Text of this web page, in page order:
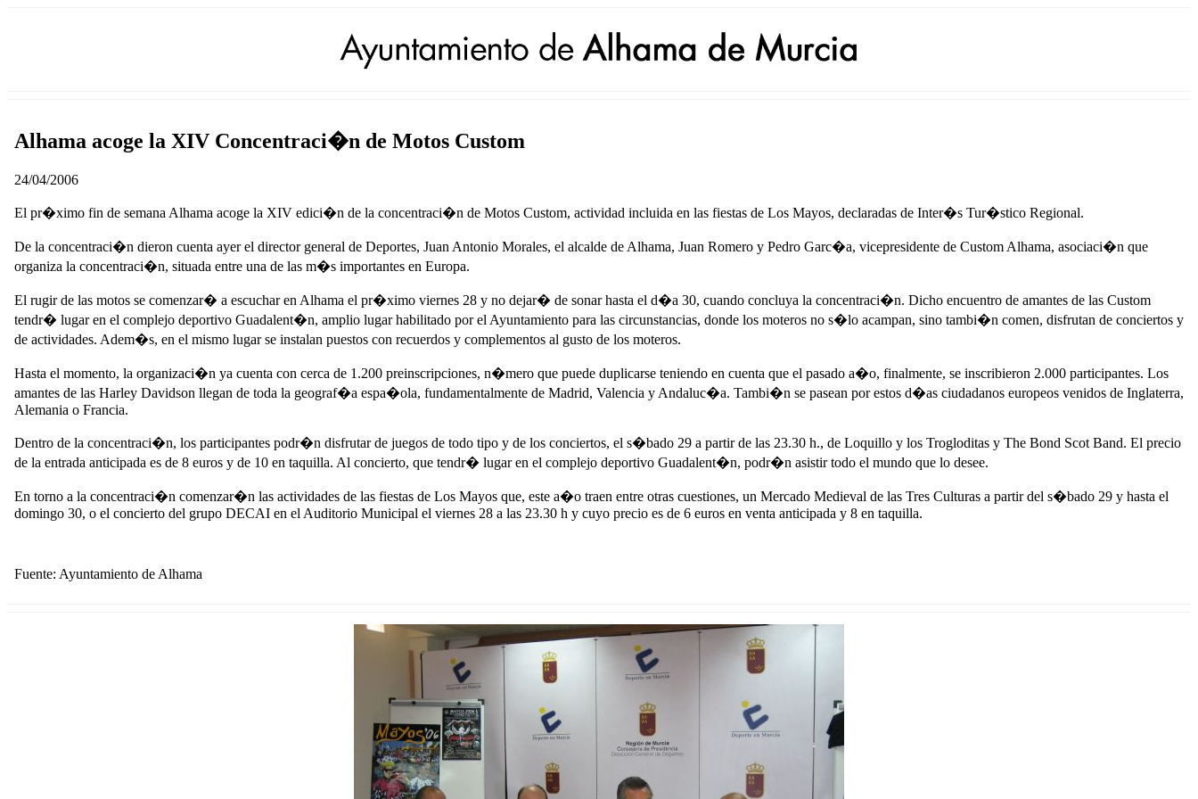
Alhama acoge la XIV Concentraci�n de Motos Custom
24/04/2006
El pr�ximo fin de semana Alhama acoge la XIV edici�n de la concentraci�n de Motos Custom, actividad incluida en las fiestas de Los Mayos, declaradas de Inter�s Tur�stico Regional.
De la concentraci�n dieron cuenta ayer el director general de Deportes, Juan Antonio Morales, el alcalde de Alhama, Juan Romero y Pedro Garc�a, vicepresidente de Custom Alhama, asociaci�n que
organiza la concentraci�n, situada entre una de las m�s importantes en Europa.
El rugir de las motos se comenzar� a escuchar en Alhama el pr�ximo viernes 28 y no dejar� de sonar hasta el d�a 30, cuando concluya la concentraci�n. Dicho encuentro de amantes de las Custom
tendr� lugar en el complejo deportivo Guadalent�n, amplio lugar habilitado por el Ayuntamiento para las circunstancias, donde los moteros no s�lo acampan, sino tambi�n comen, disfrutan de conciertos y
de actividades. Adem�s, en el mismo lugar se instalan puestos con recuerdos y complementos al gusto de los moteros.
Hasta el momento, la organizaci�n ya cuenta con cerca de 1.200 preinscripciones, n�mero que puede duplicarse teniendo en cuenta que el pasado a�o, finalmente, se inscribieron 2.000 participantes. Los
amantes de las Harley Davidson llegan de toda la geograf�a espa�ola, fundamentalmente de Madrid, Valencia y Andaluc�a. Tambi�n se pasean por estos d�as ciudadanos europeos venidos de Inglaterra,
Alemania o Francia.
Dentro de la concentraci�n, los participantes podr�n disfrutar de juegos de todo tipo y de los conciertos, el s�bado 29 a partir de las 23.30 h., de Loquillo y los Trogloditas y The Bond Scot Band. El precio
de la entrada anticipada es de 8 euros y de 10 en taquilla. Al concierto, que tendr� lugar en el complejo deportivo Guadalent�n, podr�n asistir todo el mundo que lo desee.
En torno a la concentraci�n comenzar�n las actividades de las fiestas de Los Mayos que, este a�o traen entre otras cuestiones, un Mercado Medieval de las Tres Culturas a partir del s�bado 29 y hasta el
domingo 30, o el concierto del grupo DECAI en el Auditorio Municipal el viernes 28 a las 23.30 h y cuyo precio es de 6 euros en venta anticipada y 8 en taquilla.
Fuente: Ayuntamiento de Alhama